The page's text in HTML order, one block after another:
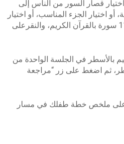
قصار السور من الناس إلى
اختيار الجزء المناسب، أو اختيار
سورة واحدة من بين 114 سورة بالقرآن الكريم، والنقرعلى
بالأسطر في الجلسة الواحدة من
وحتى 8 أسطر، ثم اضغط على زر “مراجعة
على ملخص خطة طفلك في مسار